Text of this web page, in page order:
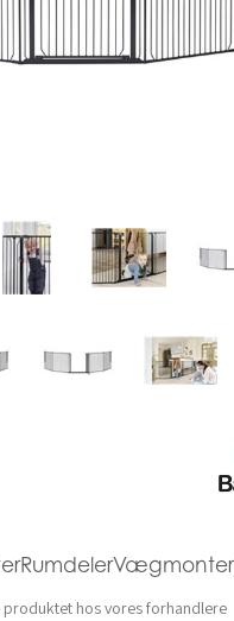
produktet hos vores forhandlere